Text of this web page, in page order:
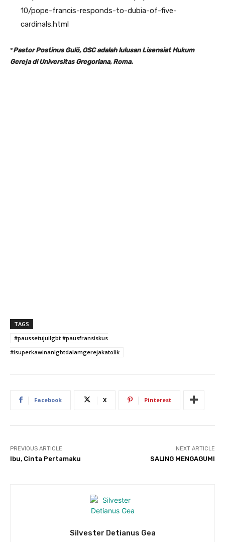
10/pope-francis-responds-to-dubia-of-five-
cardinals.html
*Pastor Postinus Gulö, OSC adalah lulusan Lisensiat Hukum
Gereja di Universitas Gregoriana, Roma.
TAGS
#paussetujuilgbt #pausfransiskus
#isuperkawinanlgbtdalamgerejakatolik
Facebook X Pinterest
PREVIOUS ARTICLE
Ibu, Cinta Pertamaku
NEXT ARTICLE
SALING MENGAGUMI
Silvester Detianus Gea